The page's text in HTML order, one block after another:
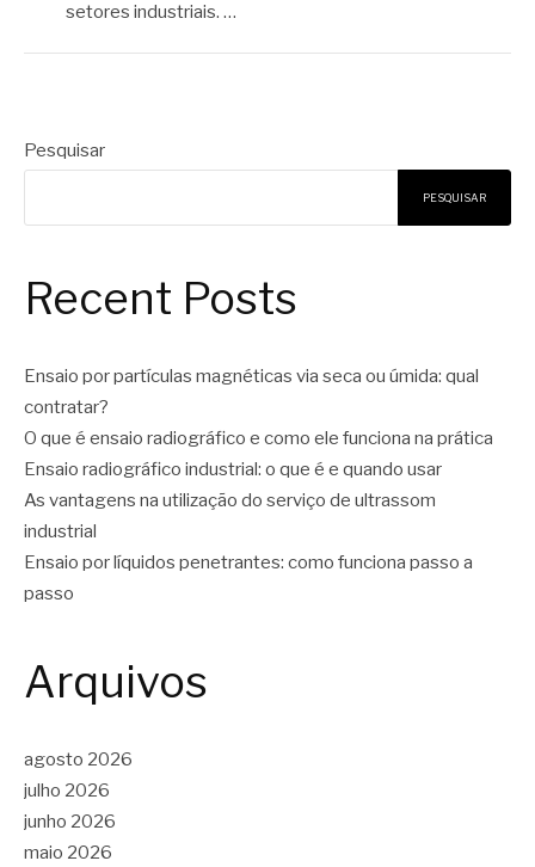
setores industriais. …
Pesquisar
PESQUISAR
Recent Posts
Ensaio por partículas magnéticas via seca ou úmida: qual
contratar?
O que é ensaio radiográfico e como ele funciona na prática
Ensaio radiográfico industrial: o que é e quando usar
As vantagens na utilização do serviço de ultrassom
industrial
Ensaio por líquidos penetrantes: como funciona passo a
passo
Arquivos
agosto 2026
julho 2026
junho 2026
maio 2026